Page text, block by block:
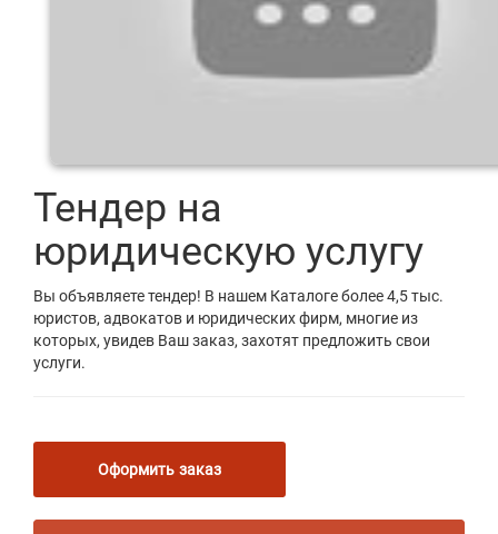
Тендер на
юридическую услугу
Вы объявляете тендер! В нашем Каталоге более 4,5 тыс.
юристов, адвокатов и юридических фирм, многие из
которых, увидев Ваш заказ, захотят предложить свои
услуги.
Оформить заказ